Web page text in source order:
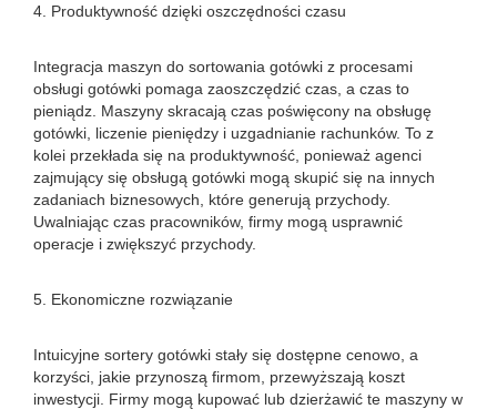
4. Produktywność dzięki oszczędności czasu
Integracja maszyn do sortowania gotówki z procesami
obsługi gotówki pomaga zaoszczędzić czas, a czas to
pieniądz. Maszyny skracają czas poświęcony na obsługę
gotówki, liczenie pieniędzy i uzgadnianie rachunków. To z
kolei przekłada się na produktywność, ponieważ agenci
zajmujący się obsługą gotówki mogą skupić się na innych
zadaniach biznesowych, które generują przychody.
Uwalniając czas pracowników, firmy mogą usprawnić
operacje i zwiększyć przychody.
5. Ekonomiczne rozwiązanie
Intuicyjne sortery gotówki stały się dostępne cenowo, a
korzyści, jakie przynoszą firmom, przewyższają koszt
inwestycji. Firmy mogą kupować lub dzierżawić te maszyny w